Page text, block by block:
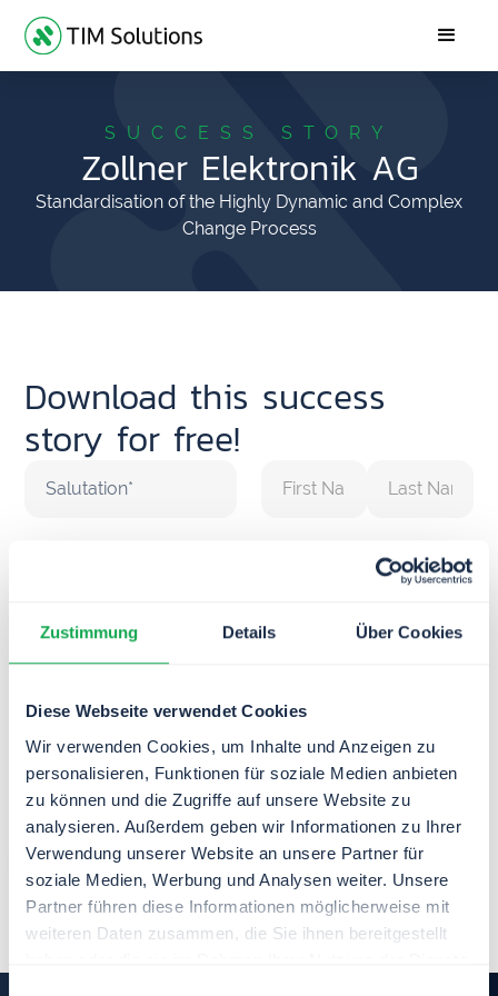
Zustimmung Details Über Cookies
Diese Webseite verwendet Cookies
Wir verwenden Cookies, um Inhalte und Anzeigen zu
personalisieren, Funktionen für soziale Medien anbieten
zu können und die Zugriffe auf unsere Website zu
analysieren. Außerdem geben wir Informationen zu Ihrer
Verwendung unserer Website an unsere Partner für
soziale Medien, Werbung und Analysen weiter. Unsere
Partner führen diese Informationen möglicherweise mit
weiteren Daten zusammen, die Sie ihnen bereitgestellt
SUCCESS STORY
Zollner Elektronik AG
Standardisation of the Highly Dynamic and Complex
Change Process
Download this success
story for free!
I accept theprivacy